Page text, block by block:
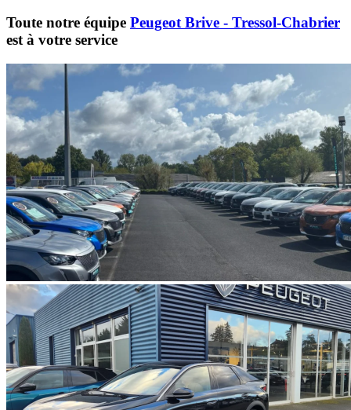
Toute notre équipe Peugeot Brive - Tressol-Chabrier
est à votre service